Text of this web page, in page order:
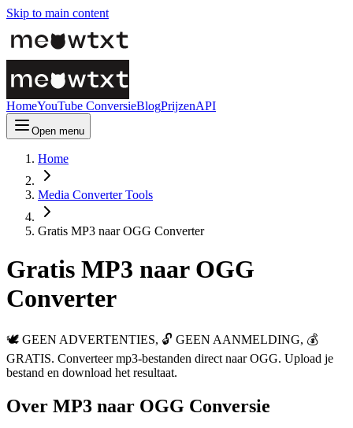
Skip to main content
HomeYouTube ConversieBlogPrijzenAPI
Open menu
Home
Media Converter Tools
Gratis MP3 naar OGG Converter
Gratis MP3 naar OGG
Converter
🕊️ GEEN ADVERTENTIES, 🔓 GEEN AANMELDING, 💰
GRATIS. Converteer mp3-bestanden direct naar OGG. Upload je
bestand en download het resultaat.
Over MP3 naar OGG Conversie